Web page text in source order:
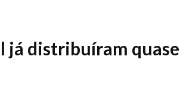
distribuíram